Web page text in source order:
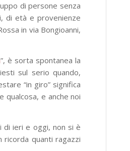
di persone senza
di età e provenienze
in via Bongioanni,
”, è sorta spontanea la
sul serio quando,
“in giro” significa
e anche noi
di ieri e oggi, non si è
ricorda quanti ragazzi